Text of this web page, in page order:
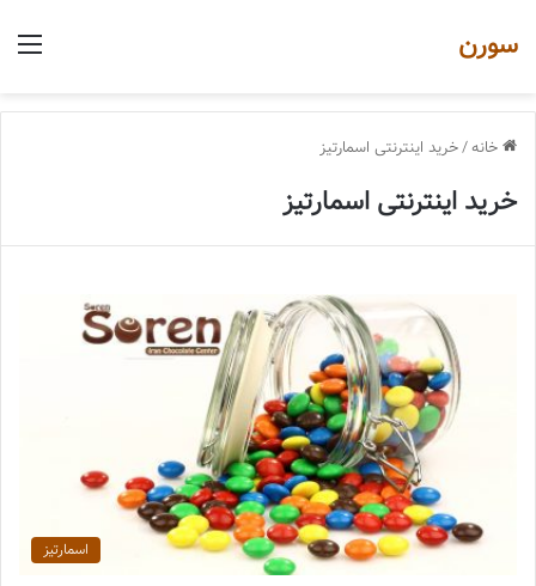
سورن
خانه/خرید اینترنتی اسمارتیز
خرید اینترنتی اسمارتیز
اسمارتیز